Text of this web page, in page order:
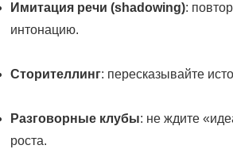
Имитация речи (shadowing):
интонацию.
Сторителлинг: пересказывайте
Разговорные клубы: не ждите
роста.